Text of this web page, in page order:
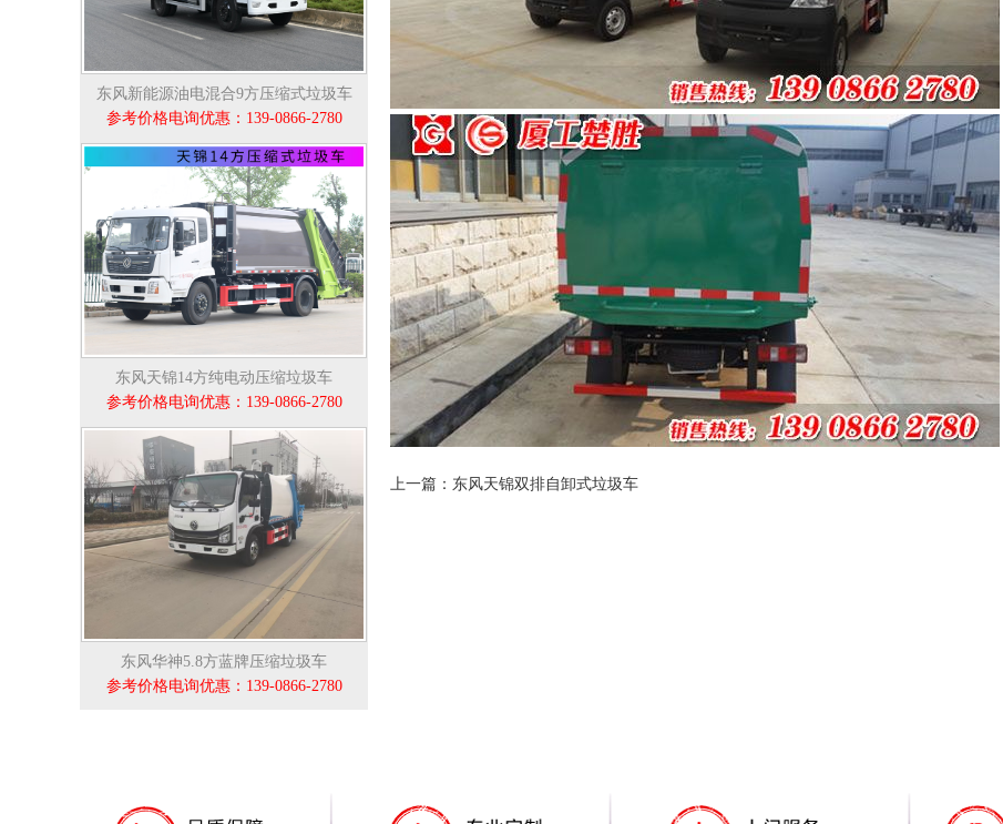
东风新能源油电混合9方压缩式垃圾车
参考价格电询优惠：139-0866-2780
东风天锦14方纯电动压缩垃圾车
参考价格电询优惠：139-0866-2780
东风华神5.8方蓝牌压缩垃圾车
参考价格电询优惠：139-0866-2780
上一篇：东风天锦双排自卸式垃圾车